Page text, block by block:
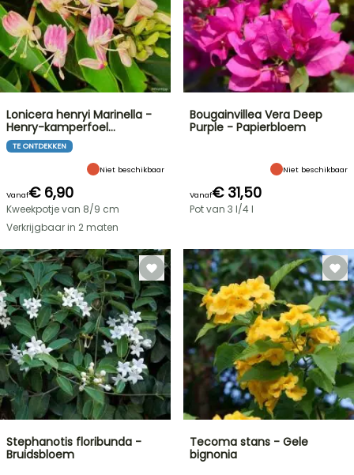
Lonicera henryi Marinella -
Henry-kamperfoel…
TE ONTDEKKEN
Niet beschikbaar
Vanaf€ 6,90
Kweekpotje van 8/9 cm
Verkrijgbaar in 2 maten
Bougainvillea Vera Deep
Purple - Papierbloem
Niet beschikbaar
Vanaf€ 31,50
Pot van 3 l/4 l
Stephanotis floribunda -
Bruidsbloem
Tecoma stans - Gele
bignonia